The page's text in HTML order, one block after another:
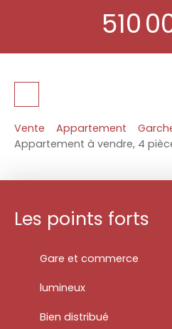
510
Vente Appartement
Appartement à vendre, 4
Les points forts
Gare et commerce
lumineux
Bien distribué